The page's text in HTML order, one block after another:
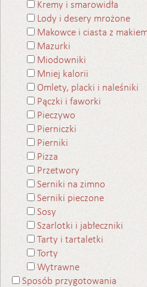
Kremy i smarowidła
Lody i desery mrożone
Makowce i ciasta z
Mazurki
Miodowniki
Mniej kalorii
Omlety, placki i naleśniki
Pączki i faworki
Pieczywo
Pierniczki
Pierniki
Pizza
Przetwory
Serniki na zimno
Serniki pieczone
Sosy
Szarlotki i jabłeczniki
Tarty i tartaletki
Torty
Wytrawne
Sposób przygotowania